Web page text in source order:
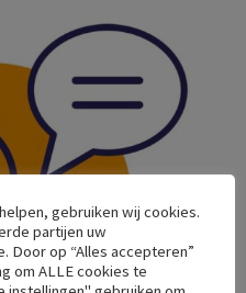
gebruiken wij cookies.
partijen uw
Door op “Alles accepteren”
om ALLE cookies te